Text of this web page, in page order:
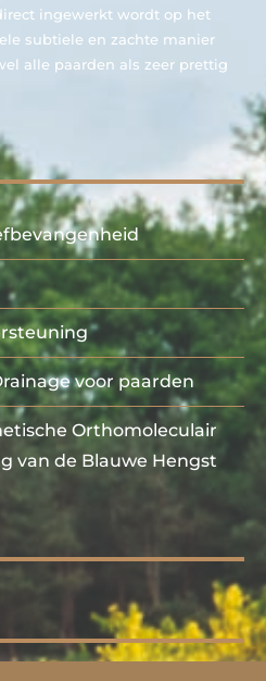
ingewerkt wordt op het
subtiele en zachte manier
alle paarden als zeer prettig
voor paarden
Orthomoleculair
van de Blauwe Hengst